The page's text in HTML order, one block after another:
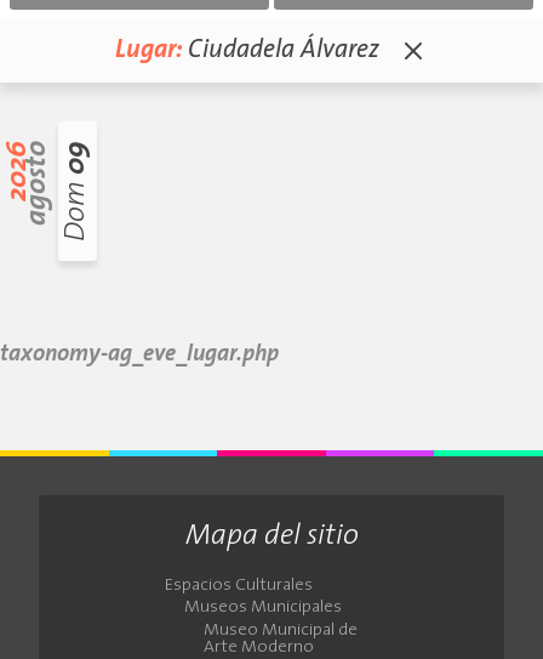
Lugar: Ciudadela Álvarez
2026agosto Dom
09
taxonomy-ag_eve_lugar.php
Mapa del sitio
Espacios Culturales
Museos Municipales
Museo Municipal de
Arte Moderno